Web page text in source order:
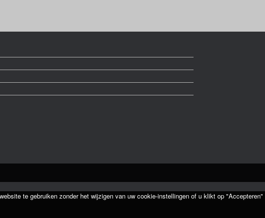
te gebruiken zonder het wijzigen van uw cookie-instellingen of u klikt op "Accepteren"